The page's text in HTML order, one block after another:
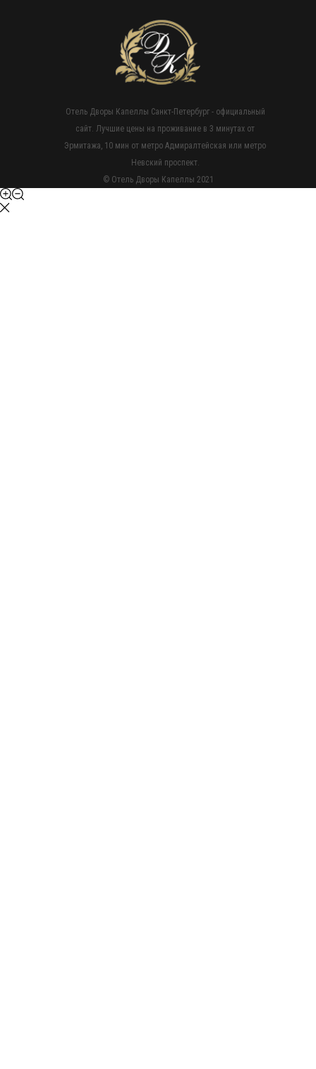
© Отель Дворы Капеллы 2021
Отель Дворы Капеллы Санкт-Петербург - официальный
сайт. Лучшие цены на проживание в 3 минутах от
Эрмитажа, 10 мин от метро Адмиралтейская или метро
Невский проспект.